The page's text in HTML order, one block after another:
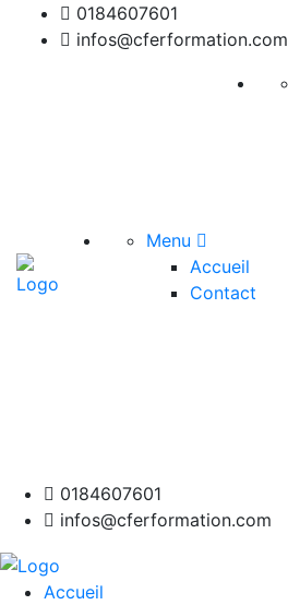
0184607601
infos@cferformation.com
Menu
Accueil
Contact
0184607601
infos@cferformation.com
Accueil